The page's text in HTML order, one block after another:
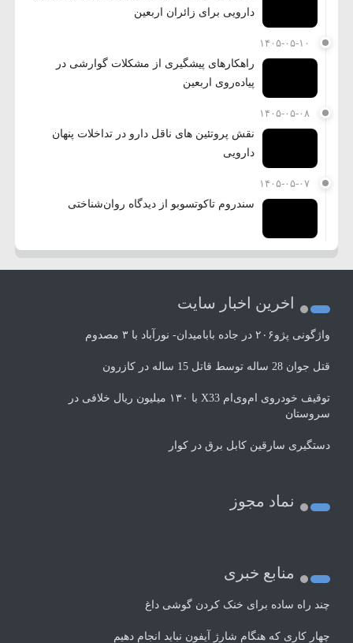
دارویی برای زائران اربعین
۱۴۰۵-۰۵-۱۰
راهکارهای پیشگیری از مشکلات گوارشی در
پیاده‌روی اربعین
۱۴۰۵-۰۵-۰۸
نقش پروتئین های ناقل دارو در تداخلات پنهان
دارویی
۱۴۰۵-۰۵-۰۷
سندروم تاکوتسوبو از دیدگاه روان‌شناختی
اخرین اخبار سایت
واژگونی پژو۲۰۶ در جاده بابامیدان- نورآباد با ۳ مصدوم
قتل جوان 28 ساله توسط قاتل 15 ساله در کازرون
توقیف خودروی ام‌وی‌ام X33 با ۱۳۰ میلیون ریال خلافی در
سروستان
دستگیری سارقین کابل برق در کوار
نماد مجوز
منابع خبری
چند راه‌ ساده برای خنک کردن گوشی داغ
چهار کاری که هنگام شارژ آیفون نباید انجام دهیم